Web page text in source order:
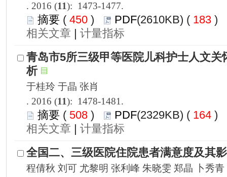
): 1473-1477.
450 ) 183 )
|
): 1478-1481.
508 ) 164 )
|